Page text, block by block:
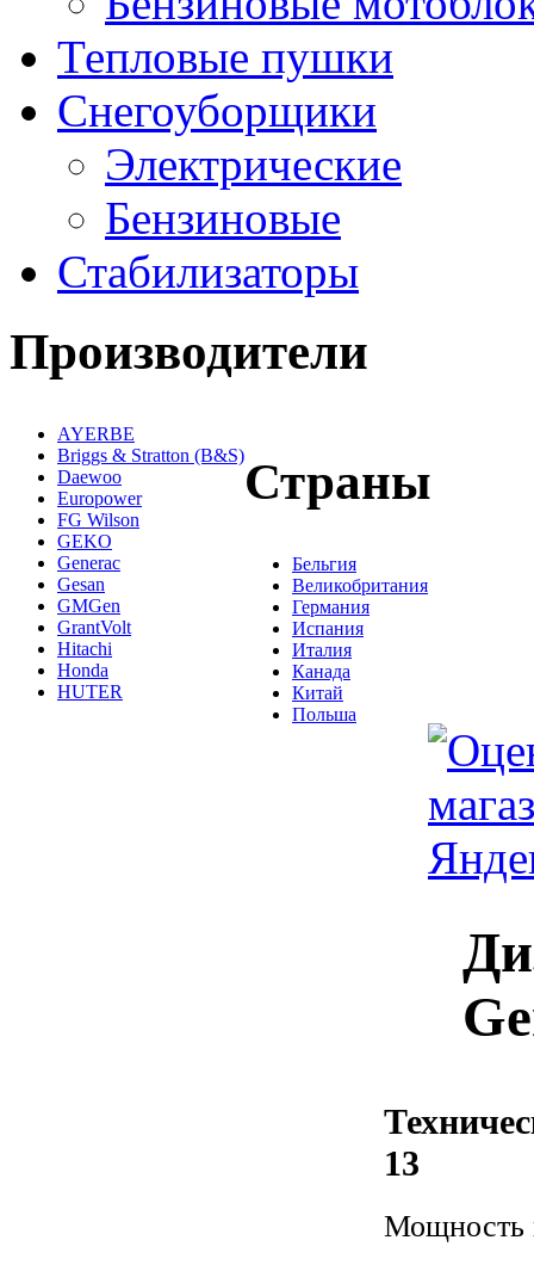
Тепловые пушки
Снегоуборщики
Электрические
Бензиновые
Стабилизаторы
Производители
AYERBE
Briggs & Stratton (B&S)
Daewoo
Europower
FG Wilson
GEKO
Generac
Gesan
GMGen
GrantVolt
Hitachi
Honda
HUTER
Страны
Бельгия
Великобритания
Германия
Испания
Италия
Канада
Китай
Польша
13
Мощность